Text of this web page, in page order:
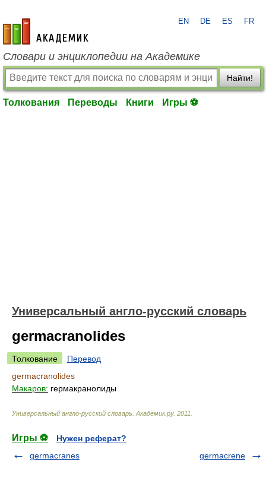
academic.ru
EN DE ES FR
Словари и энциклопедии на Академике
Найти!
Толкования Переводы Книги Игры ⚽
Универсальный англо-русский словарь
germacranolides
Толкование
Перевод
germacranolides
Макаров: гермакранолиды
Универсальный англо-русский словарь Академик.ру. 2011
Игры ⚽
Нужен реферат?
germacranes
germacrene